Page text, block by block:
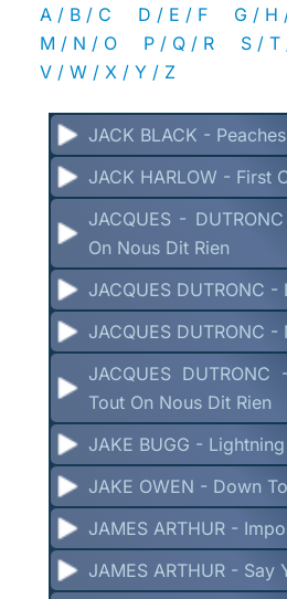
A / B / C D / E / F G / H
M / N / O
P / Q / R
S / T
V / W / X / Y / Z
JACK BLACK - Peaches
JACK HARLOW - First
JACQUES -
On Nous Dit Rien
JACQUES DUTRONC
JACQUES DUTRONC
JACQUES
Tout On Nous Dit Rien
JAKE BUGG -
JAKE OWEN - Down
JAMES ARTHUR -
JAMES ARTHUR - Say